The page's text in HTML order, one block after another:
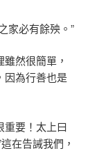
家必有餘殃。”
然很簡單，
因為行善也是
重要！太上曰
在告誡我們，